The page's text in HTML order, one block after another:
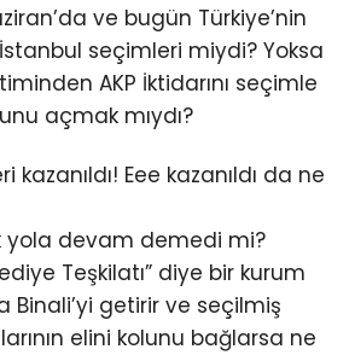
ve bugün Türkiye’nin
seçimleri miydi? Yoksa
AKP İktidarını seçimle
açmak mıydı?
Eee kazanıldı da ne
yola devam demedi mi?
Teşkilatı” diye bir kurum
Binali’yi getirir ve seçilmiş
elini kolunu bağlarsa ne